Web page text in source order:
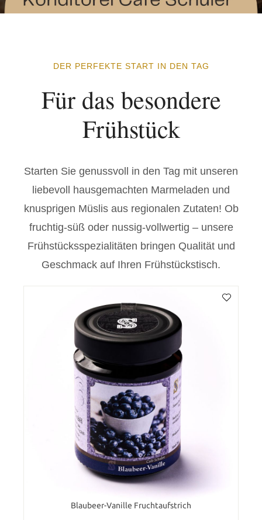
DER PERFEKTE START IN DEN TAG
Für das besondere
Frühstück
Starten Sie genussvoll in den Tag mit unseren
liebevoll hausgemachten Marmeladen und
knusprigen Müslis aus regionalen Zutaten! Ob
fruchtig-süß oder nussig-vollwertig – unsere
Frühstücksspezialitäten bringen Qualität und
Geschmack auf Ihren Frühstückstisch.
Blaubeer-Vanille Fruchtaufstrich